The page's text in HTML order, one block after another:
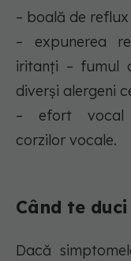
– boală de
– expunerea
iritanți – fumul
diverși alergeni
– efort vocal
corzilor vocale.
Când te
Dacă